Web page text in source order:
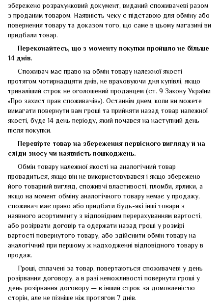
збережено розрахунковий документ, виданий споживачеві разом
з проданим товаром. Наявність чеку є підставою для обміну або
повернення товару та доказом того, що саме в цьому магазині ви
придбали товар.
Переконайтесь, що з моменту покупки пройшло не більше
14 днів.
Споживач має право на обмін товару належної якості
протягом чотирнадцяти днів, не враховуючи дня купівлі, якщо
триваліший строк не оголошений продавцем (ст. 9 Закону України
«Про захист прав споживачів»). Останнім днем, коли ви можете
вимагати повернути вам гроші та прийняти назад товар належної
якості, буде 14 день періоду, який почався на наступний день
після покупки.
Перевірте товар на збереження первісного виглядуй на
сліди зносу чи наявність пошкоджень.
Обмін товару належної якості на аналогічний товар
провадиться, якщо він не використовувався і якщо збережено
його товарний вигляд, споживчі властивості, пломби, ярлики, а
якщо на момент обміну аналогічного товару немає у продажу,
споживач має право або придбати будь-які інші товари з
наявного асортименту з відповідним перерахуванням вартості,
або розірвати договір та одержати назад гроші у розмірі
вартості повернутого товару, або здійснити обмін товару на
аналогічний при першому ж надходженні відповідного товару в
продаж.
Гроші, сплачені за товар, повертаються споживачеві у день
розірвання договору, а в разі неможливості повернути гроші у
день розірвання договору — в інший строк за домовленістю
сторін, але не пізніше ніж протягом 7 днів.